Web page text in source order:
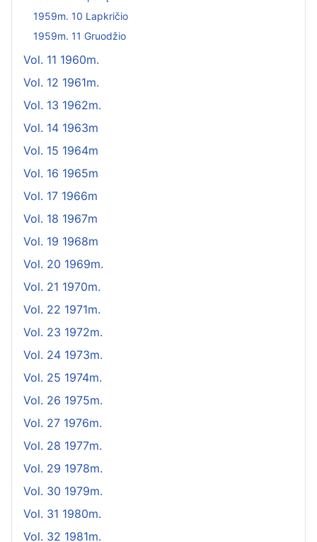
1959m. 10 Lapkričio
1959m. 11 Gruodžio
Vol. 11 1960m.
Vol. 12 1961m.
Vol. 13 1962m.
Vol. 14 1963m
Vol. 15 1964m
Vol. 16 1965m
Vol. 17 1966m
Vol. 18 1967m
Vol. 19 1968m
Vol. 20 1969m.
Vol. 21 1970m.
Vol. 22 1971m.
Vol. 23 1972m.
Vol. 24 1973m.
Vol. 25 1974m.
Vol. 26 1975m.
Vol. 27 1976m.
Vol. 28 1977m.
Vol. 29 1978m.
Vol. 30 1979m.
Vol. 31 1980m.
Vol. 32 1981m.